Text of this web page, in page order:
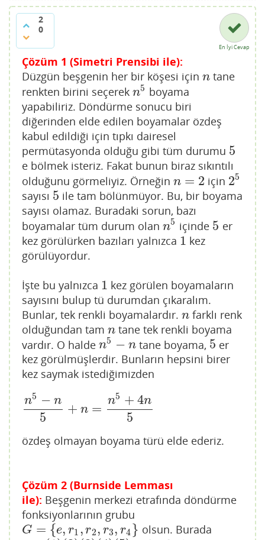
2
0
En İyi Cevap
Çözüm 1 (Simetri Prensibi ile):
Düzgün beşgenin her bir köşesi için n
ntane
renkten birini seçerek n5
n5 boyama
yapabiliriz. Döndürme sonucu biri
diğerinden elde edilen boyamalar özdeş
kabul edildiği için tıpkı dairesel
permütasyonda olduğu gibi tüm durumu 5
5
e bölmek isteriz. Fakat bunun biraz sıkıntılı
olduğunu görmeliyiz. Örneğin n = 2
n=2 için 25
25
sayısı 5
5 ile tam bölünmüyor. Bu, bir boyama
sayısı olamaz. Buradaki sorun, bazı
boyamalar tüm durum olan n5
n5 içinde 5
5 er
kez görülürken bazıları yalnızca 1
1 kez
görülüyordur.
İşte bu yalnızca 1
1 kez görülen boyamaların
sayısını bulup tü durumdan çıkaralım.
Bunlar, tek renkli boyamalardır. n
nfarklı renk
olduğundan tam n
ntane tek renkli boyama
vardır. O halde n5 − n
n5 −n tane boyama, 5
5 er
kez görülmüşlerdir. Bunların hepsini birer
kez saymak istediğimizden
n5 − n
5
+ n =
n5 + 4n
5
n5− n5+n =n5 +4n5
özdeş olmayan boyama türü elde ederiz.
Çözüm 2 (Burnside Lemması
ile): Beşgenin merkezi etrafında döndürme
fonksiyonlarının grubu
G = {e, r1 , r2, r3, r4}
G= {e r1,r2,r 3r4} olsun. Burada